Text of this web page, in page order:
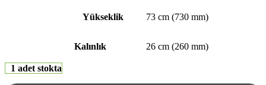
Yükseklik 73 cm (730 mm)
Kalınlık 26 cm (260 mm)
1 adet stokta